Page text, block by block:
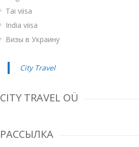
Tai viisa
India viisa
Визы в Украину
City Travel
CITY TRAVEL OÜ
РАССЫЛКА